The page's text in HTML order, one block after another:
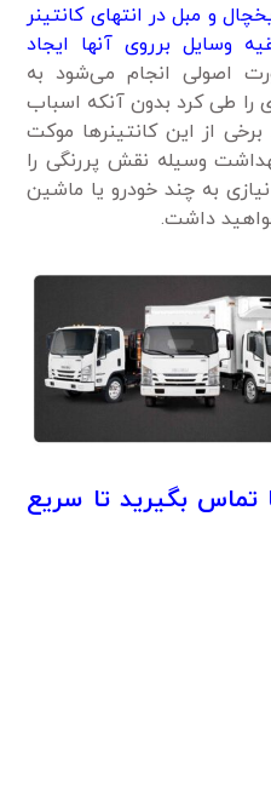
و مبل در انتهای کانتینر
وسایل برروی آنها ایجاد
اصولی انجام می‌شود به
را طی کرد بدون آنکه اسباب
از این کانتینرها موکت
وسیله نقش پررنگی را
به چند خودرو یا ماشین
داشت.
تماس بگیرید تا سریع